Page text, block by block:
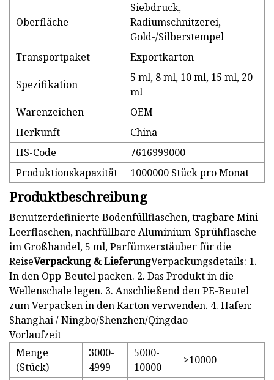
Oberfläche
Siebdruck,
Radiumschnitzerei,
Gold-/Silberstempel
Transportpaket
Exportkarton
Spezifikation
5 ml, 8 ml, 10 ml, 15 ml, 20
ml
Warenzeichen
OEM
Herkunft
China
HS-Code
7616999000
Produktionskapazität
1000000 Stück pro Monat
Produktbeschreibung
Benutzerdefinierte Bodenfüllflaschen, tragbare Mini-
Leerflaschen, nachfüllbare Aluminium-Sprühflasche
im Großhandel, 5 ml, Parfümzerstäuber für die
ReiseVerpackung & LieferungVerpackungsdetails: 1.
In den Opp-Beutel packen. 2. Das Produkt in die
Wellenschale legen. 3. Anschließend den PE-Beutel
zum Verpacken in den Karton verwenden. 4. Hafen:
Shanghai / Ningbo/Shenzhen/Qingdao
Vorlaufzeit
Menge
(Stück)
3000-
4999
5000-
10000
>10000